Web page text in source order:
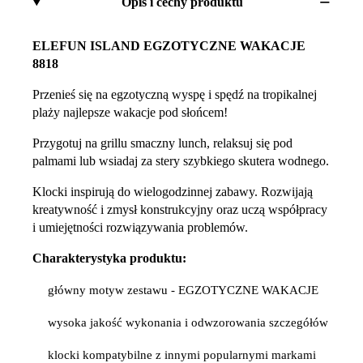
ELEFUN ISLAND EGZOTYCZNE WAKACJE
8818
Przenieś się na egzotyczną wyspę i spędź na tropikalnej
plaży najlepsze wakacje pod słońcem!
Przygotuj na grillu smaczny lunch, relaksuj się pod
palmami lub wsiadaj za stery szybkiego skutera wodnego.
Klocki inspirują do wielogodzinnej zabawy. Rozwijają
kreatywność i zmysł konstrukcyjny oraz uczą współpracy
i umiejętności rozwiązywania problemów.
Charakterystyka produktu:
główny motyw zestawu - EGZOTYCZNE WAKACJE
wysoka jakość wykonania i odwzorowania szczegółów
klocki kompatybilne z innymi popularnymi markami